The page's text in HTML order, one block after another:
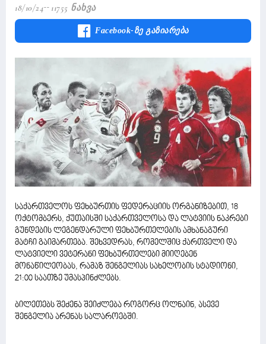
18/10/24 11755 Ნახვა
Facebook-Ზე Გაზიარება
საქართველოს ფეხბურთის ფედერაციის ორგანიზებით, 18
ოქტომბერს, ქუთაისში საქართველოსა და ლატვიის ნაკრები
გუნდების ლეგენდარული ფეხბურთელების ამხანაგური
მატჩი გაიმართება. შეხვედრას, რომელშიც ქართველი და
ლატვიელი ვეტერანი ფეხბურთელები მიიღებენ
მონაწილეობას, რამაზ შენგელიას სახელობის სტადიონი,
21:00 საათზე უმასპინძლებს.
ბილეთებს შეძენა შეიძლება როგორც ოლნაინ, ასევე
შენგელია არენას სალაროებში.